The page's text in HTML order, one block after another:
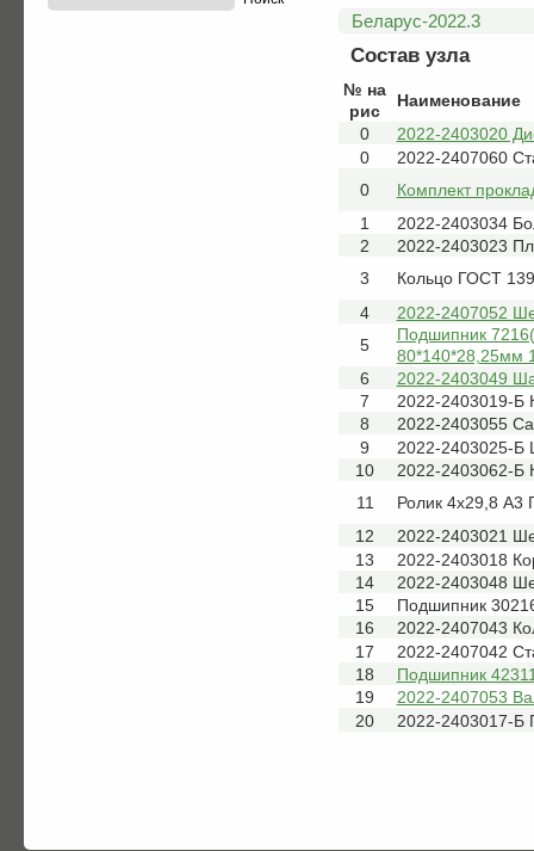
Беларус-2022.3
Состав узла
№ на
рис
Наименование
0
2022-2403020
0
2022-2407060
0
Комплект
1
2022-2403034
2
2022-2403023
3
Кольцо ГОСТ
4
2022-2407052
5
Подшипник
80*140*28,25мм
6
2022-2403049
7
2022-2403019-Б
8
2022-2403055
9
2022-2403025-Б
10
2022-2403062-Б
11
Ролик 4х29,8 А3
12
2022-2403021
13
2022-2403018
14
2022-2403048
15
Подшипник
16
2022-2407043
17
2022-2407042
18
Подшипник
19
2022-2407053
20
2022-2403017-Б